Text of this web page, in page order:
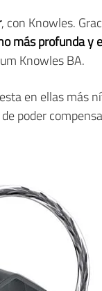
, con Knowles.
más profunda y
Knowles BA.
en ellas más
poder